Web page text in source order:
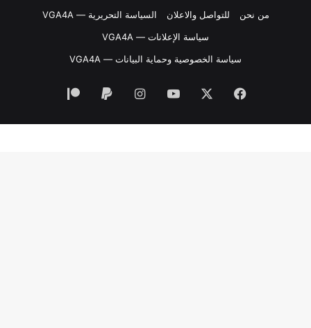
من نحن
للتواصل والاعلان
السياسة التحريرية — VGA4A
سياسة الإعلانات — VGA4A
سياسة الخصوصية وحماية البيانات — VGA4A
فيسبوك ‫YouTubeانستقرام
‏Paypal
‫Patreon